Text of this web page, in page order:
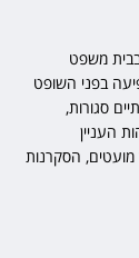
משפט
בפני השופט
סגורות,
העניין
הסקרנות